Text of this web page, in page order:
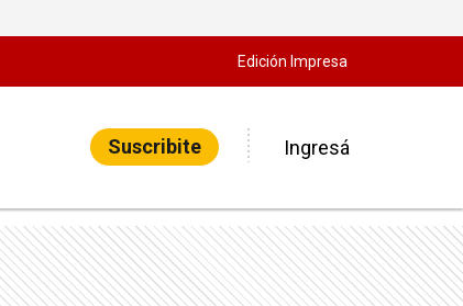
Edición Impresa
Suscribite Ingresá